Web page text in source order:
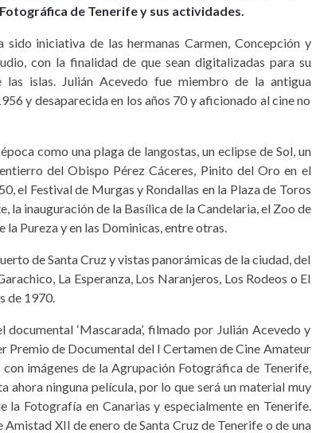
de Tenerife y sus actividades.
iniciativa de las hermanas Carmen, Concepción y
con la finalidad de que sean digitalizadas para su
las islas. Julián Acevedo fue miembro de la antigua
y desaparecida en los años 70 y aficionado al cine no
como una plaga de langostas, un eclipse de Sol, un
del Obispo Pérez Cáceres, Pinito del Oro en el
el Festival de Murgas y Rondallas en la Plaza de Toros
inauguración de la Basílica de la Candelaria, el Zoo de
Pureza y en las Dominicas, entre otras.
de Santa Cruz y vistas panorámicas de la ciudad, del
La Esperanza, Los Naranjeros, Los Rodeos o El
de 1970.
‘Mascarada’, filmado por Julián Acevedo y
Premio de Documental del I Certamen de Cine Amateur
imágenes de la Agrupación Fotográfica de Tenerife,
ahora ninguna película, por lo que será un material muy
Fotografía en Canarias y especialmente en Tenerife.
XII de enero de Santa Cruz de Tenerife o de una